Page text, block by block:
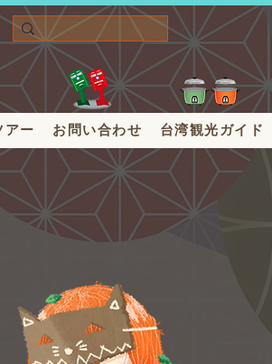
アー お問い合わせ 台湾観光ガイド